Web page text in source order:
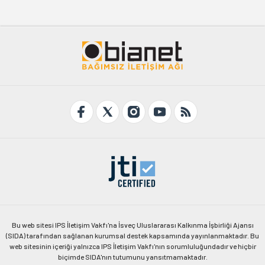
Bu web sitesi IPS İletişim Vakfı'na İsveç Uluslararası Kalkınma İşbirliği Ajansı
(SIDA) tarafından sağlanan kurumsal destek kapsamında yayınlanmaktadır. Bu
web sitesinin içeriği yalnızca IPS İletişim Vakfı'nın sorumluluğundadır ve hiçbir
biçimde SIDA'nın tutumunu yansıtmamaktadır.